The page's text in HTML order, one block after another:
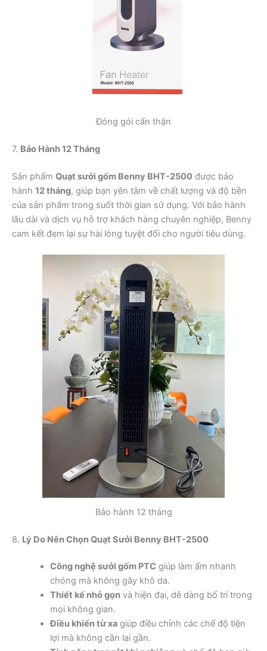
Đóng gói cẩn thận
7. Bảo Hành 12 Tháng
Sản phẩm Quạt sưởi gốm Benny BHT-2500 được bảo
hành 12 tháng, giúp bạn yên tâm về chất lượng và độ bền
của sản phẩm trong suốt thời gian sử dụng. Với bảo hành
lâu dài và dịch vụ hỗ trợ khách hàng chuyên nghiệp, Benny
cam kết đem lại sự hài lòng tuyệt đối cho người tiêu dùng.
Bảo hành 12 tháng
8. Lý Do Nên Chọn Quạt Sưởi Benny BHT-2500
Công nghệ sưởi gốm PTC giúp làm ấm nhanh
chóng mà không gây khô da.
Thiết kế nhỏ gọnvà hiện đại, dễ dàng bố trí trong
mọi không gian.
Điều khiển từ xagiúp điều chỉnh các chế độ tiện
lợi mà không cần lại gần.